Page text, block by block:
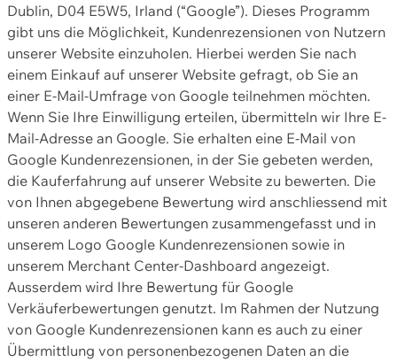
Dublin, D04 E5W5, Irland (“Google”). Dieses Programm
gibt uns die Möglichkeit, Kundenrezensionen von Nutzern
unserer Website einzuholen. Hierbei werden Sie nach
einem Einkauf auf unserer Website gefragt, ob Sie an
einer E-Mail-Umfrage von Google teilnehmen möchten.
Wenn Sie Ihre Einwilligung erteilen, übermitteln wir Ihre E-
Mail-Adresse an Google. Sie erhalten eine E-Mail von
Google Kundenrezensionen, in der Sie gebeten werden,
die Kauferfahrung auf unserer Website zu bewerten. Die
von Ihnen abgegebene Bewertung wird anschliessend mit
unseren anderen Bewertungen zusammengefasst und in
unserem Logo Google Kundenrezensionen sowie in
unserem Merchant Center-Dashboard angezeigt.
Ausserdem wird Ihre Bewertung für Google
Verkäuferbewertungen genutzt. Im Rahmen der Nutzung
von Google Kundenrezensionen kann es auch zu einer
Übermittlung von personenbezogenen Daten an die